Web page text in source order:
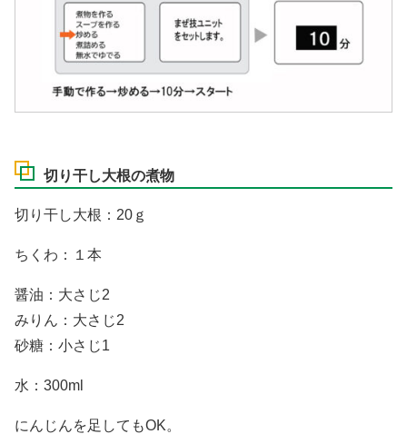
切り干し大根の煮物
切り干し大根：20ｇ
ちくわ：１本
醤油：大さじ2
みりん：大さじ2
砂糖：小さじ1
水：300ml
にんじんを足してもOK。